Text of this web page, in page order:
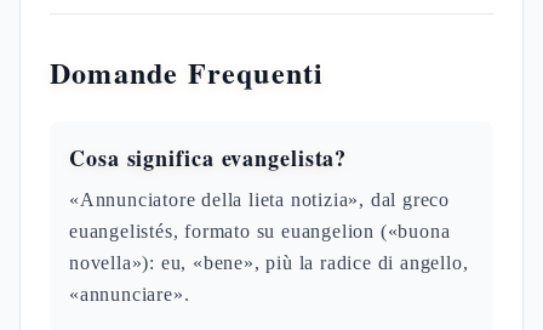
Domande Frequenti
Cosa significa evangelista?
«Annunciatore della lieta notizia», dal greco
euangelistés, formato su euangelion («buona
novella»): eu, «bene», più la radice di angello,
«annunciare».